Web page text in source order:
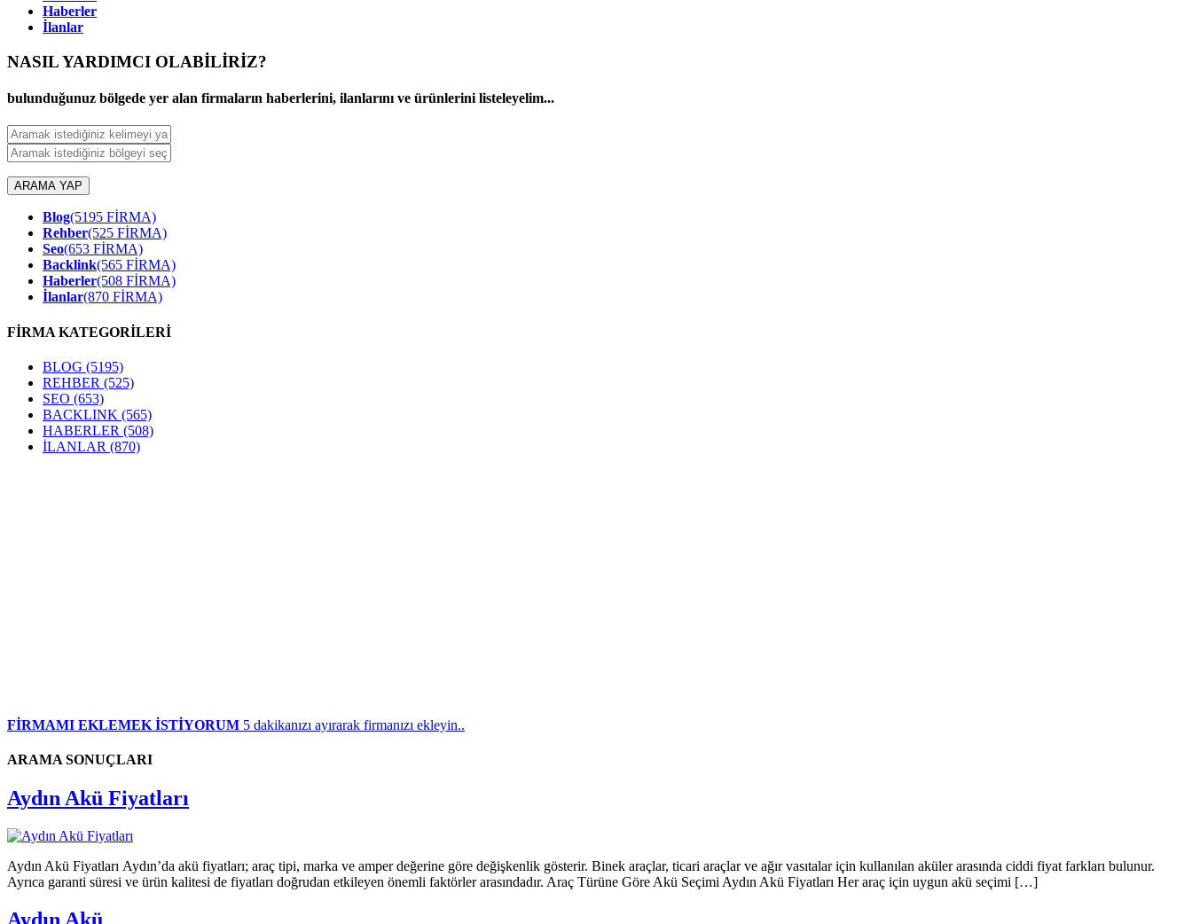
Haberler
İlanlar
NASIL YARDIMCI OLABİLİRİZ?
bulunduğunuz bölgede yer alan firmaların haberlerini, ilanlarını ve ürünlerini listeleyelim...
ARAMA YAP
Blog(5195 FİRMA)
Rehber(525 FİRMA)
Seo(653 FİRMA)
Backlink(565 FİRMA)
Haberler(508 FİRMA)
İlanlar(870 FİRMA)
FİRMA KATEGORİLERİ
BLOG (5195)
REHBER (525)
SEO (653)
BACKLINK (565)
HABERLER (508)
İLANLAR (870)
FİRMAMI EKLEMEK İSTİYORUM 5 dakikanızı ayırarak firmanızı ekleyin..
ARAMA SONUÇLARI
Aydın Akü Fiyatları
Aydın Akü Fiyatları Aydın’da akü fiyatları; araç tipi, marka ve amper değerine göre değişkenlik gösterir. Binek araçlar, ticari araçlar ve ağır vasıtalar için kullanılan aküler arasında ciddi fiyat farkları bulunur.
Ayrıca garanti süresi ve ürün kalitesi de fiyatları doğrudan etkileyen önemli faktörler arasındadır. Araç Türüne Göre Akü Seçimi Aydın Akü Fiyatları Her araç için uygun akü seçimi […]